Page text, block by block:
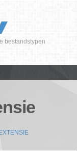
bestandstypen